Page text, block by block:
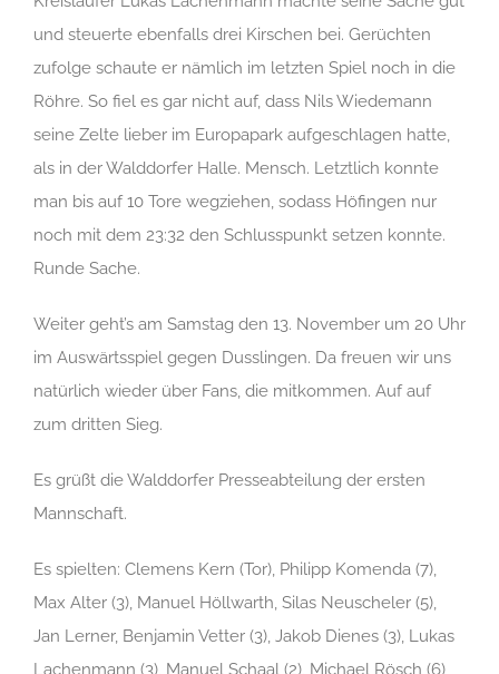
und steuerte ebenfalls drei Kirschen bei. Gerüchten
zufolge schaute er nämlich im letzten Spiel noch in die
Röhre. So fiel es gar nicht auf, dass Nils Wiedemann
seine Zelte lieber im Europapark aufgeschlagen hatte,
als in der Walddorfer Halle. Mensch. Letztlich konnte
man bis auf 10 Tore wegziehen, sodass Höfingen nur
noch mit dem 23:32 den Schlusspunkt setzen konnte.
Runde Sache.
Weiter geht’s am Samstag den 13. November um 20 Uhr
im Auswärtsspiel gegen Dusslingen. Da freuen wir uns
natürlich wieder über Fans, die mitkommen. Auf auf
zum dritten Sieg.
Es grüßt die Walddorfer Presseabteilung der ersten
Mannschaft.
Es spielten: Clemens Kern (Tor), Philipp Komenda (7),
Max Alter (3), Manuel Höllwarth, Silas Neuscheler (5),
Jan Lerner, Benjamin Vetter (3), Jakob Dienes (3), Lukas
Lachenmann (3), Manuel Schaal (2), Michael Rösch (6)